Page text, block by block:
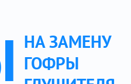
НА ЗАМЕНУ
ГОФРЫ